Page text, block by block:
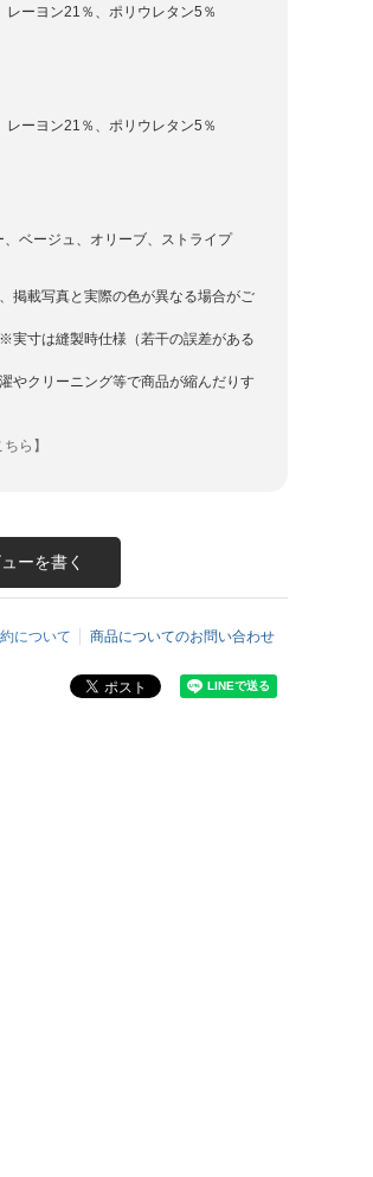
レーヨン21％、ポリウレタン5％
レーヨン21％、ポリウレタン5％
ベージュ、オリーブ、ストライプ
掲載写真と実際の色が異なる場合がご
実寸は縫製時仕様（若干の誤差がある
やクリーニング等で商品が縮んだりす
ら】
ーを書く
について 商品についてのお問い合わせ